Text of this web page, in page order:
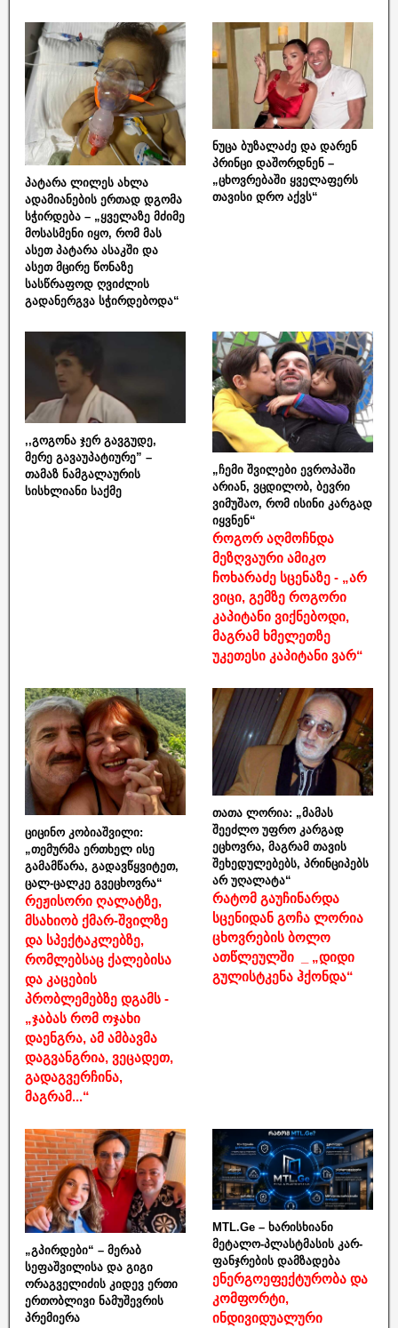
პატარა ლილეს ახლა
ადამიანების ერთად დგომა
სჭირდება – „ყველაზე მძიმე
მოსასმენი იყო, რომ მას
ასეთ პატარა ასაკში და
ასეთ მცირე წონაზე
სასწრაფოდ ღვიძლის
გადანერგვა სჭირდებოდა“
ნუცა ბუზალაძე და დარენ
პრინცი დაშორდნენ –
„ცხოვრებაში ყველაფერს
თავისი დრო აქვს“
,,გოგონა ჯერ გავგუდე,
მერე გავაუპატიურე” –
თამაზ ნამგალაურის
სისხლიანი საქმე
„ჩემი შვილები ევროპაში
არიან, ვცდილობ, ბევრი
ვიმუშაო, რომ ისინი კარგად
იყვნენ“
როგორ აღმოჩნდა
მეზღვაური ამიკო
ჩოხარაძე სცენაზე - „არ
ვიცი, გემზე როგორი
კაპიტანი ვიქნებოდი,
მაგრამ ხმელეთზე
უკეთესი კაპიტანი ვარ“
ციცინო კობიაშვილი:
„თემურმა ერთხელ ისე
გამამწარა, გადავწყვიტეთ,
ცალ-ცალკე გვეცხოვრა“
რეჟისორი ღალატზე,
მსახიობ ქმარ-შვილზე
და სპექტაკლებზე,
რომლებსაც ქალებისა
და კაცების
პრობლემებზე დგამს -
„ჯაბას რომ ოჯახი
დაენგრა, ამ ამბავმა
დაგვანგრია, ვეცადეთ,
გადაგვერჩინა,
მაგრამ...“
თათა ლორია: „მამას
შეეძლო უფრო კარგად
ეცხოვრა, მაგრამ თავის
შეხედულებებს, პრინციპებს
არ უღალატა“
რატომ გაუჩინარდა
სცენიდან გოჩა ლორია
ცხოვრების ბოლო
ათწლეულში _ „დიდი
გულისტკენა ჰქონდა“
„გპირდები“ – მერაბ
სეფაშვილისა და გიგი
ორაგველიძის კიდევ ერთი
ერთობლივი ნამუშევრის
პრემიერა
MTL.Ge – ხარისხიანი
მეტალო-პლასტმასის კარ-
ფანჯრების დამზადება
ენერგოეფექტურობა და
კომფორტი,
ინდივიდუალური